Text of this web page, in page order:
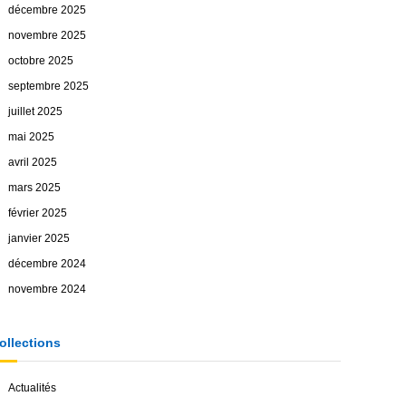
décembre 2025
novembre 2025
octobre 2025
septembre 2025
juillet 2025
mai 2025
avril 2025
mars 2025
février 2025
janvier 2025
décembre 2024
novembre 2024
Actualités